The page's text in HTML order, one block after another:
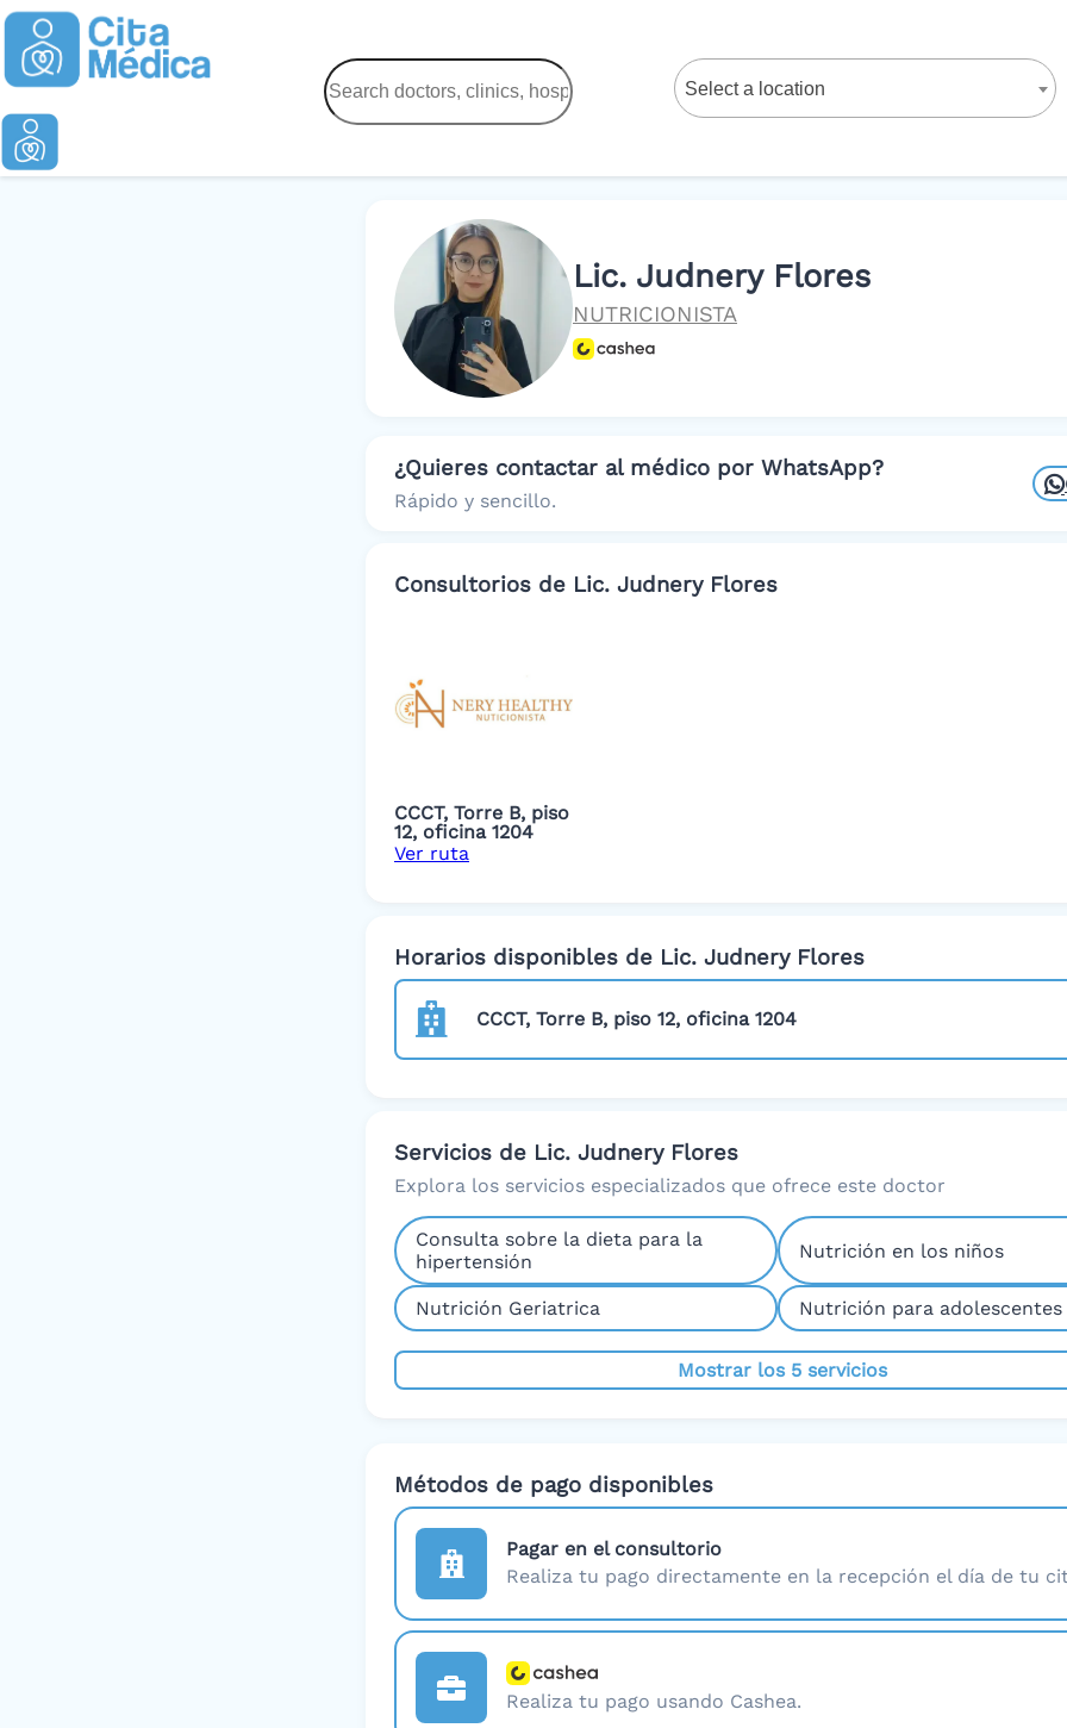
Select a location
Lic. Judnery Flores
NUTRICIONISTA
¿Quieres contactar al médico por WhatsApp?
Rápido y sencillo.
Consultorios de Lic. Judnery Flores
CCCT, Torre B, piso
12, oficina 1204
Ver ruta
Horarios disponibles de Lic. Judnery Flores
CCCT, Torre B, piso 12, oficina 1204
Servicios de Lic. Judnery Flores
Explora los servicios especializados que ofrece este doctor
Consulta sobre la dieta para la
hipertensión
Nutrición en los niños
Nutrición Geriatrica Nutrición para adolescentes
Mostrar los 5 servicios
Métodos de pago disponibles
Pagar en el consultorio
Realiza tu pago directamente en la recepción el día de tu
Realiza tu pago usando Cashea.